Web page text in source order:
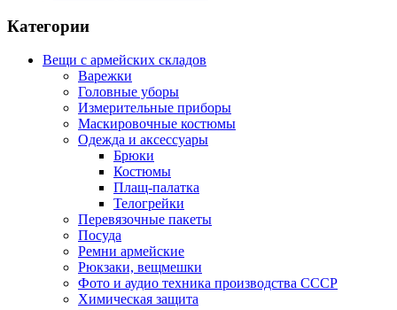
Категории
Вещи с армейских складов
Варежки
Головные уборы
Измерительные приборы
Маскировочные костюмы
Одежда и аксессуары
Брюки
Костюмы
Плащ-палатка
Телогрейки
Перевязочные пакеты
Посуда
Ремни армейские
Рюкзаки, вещмешки
Фото и аудио техника производства СССР
Химическая защита